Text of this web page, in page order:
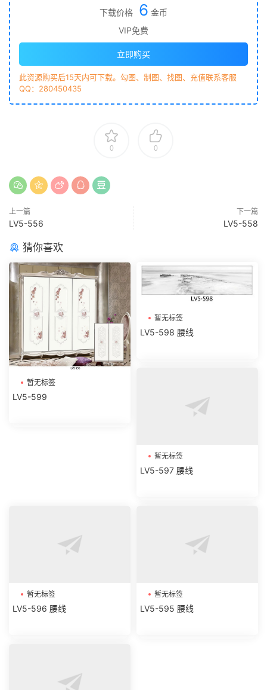
下载价格 6 金币
VIP免费
立即购买
此资源购买后15天内可下载。勾图、制图、找图、充值联系客服
QQ：280450435
0 0
上一篇
LV5-556
下一篇
LV5-558
猜你喜欢
暂无标签
LV5-599
暂无标签
LV5-598 腰线
暂无标签
LV5-597 腰线
暂无标签
LV5-596 腰线
暂无标签
LV5-595 腰线